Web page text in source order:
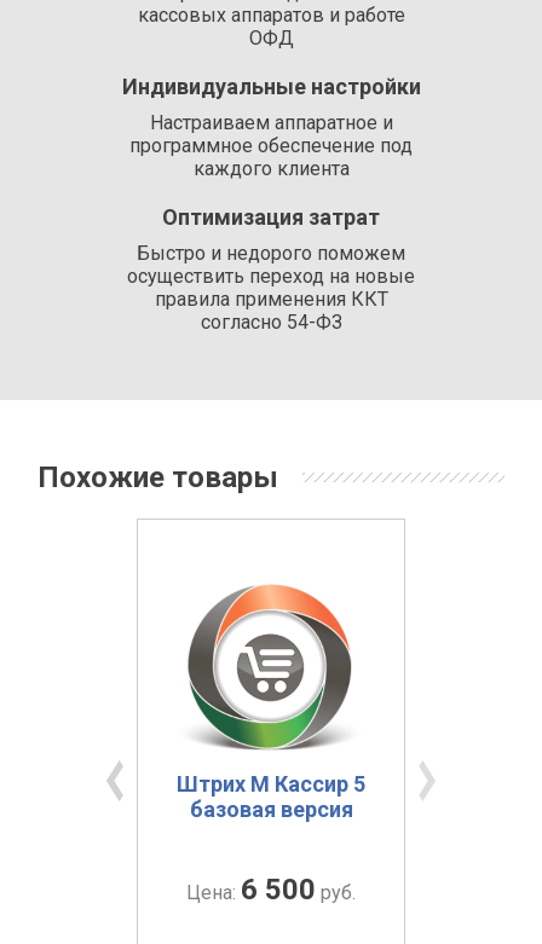
кассовых аппаратов и работе
ОФД
Индивидуальные настройки
Настраиваем аппаратное и
программное обеспечение под
каждого клиента
Оптимизация затрат
Быстро и недорого поможем
осуществить переход на новые
правила применения ККТ
согласно 54-ФЗ
Похожие товары
Штрих М Кассир 5
базовая версия
Цена: 6 500 руб.